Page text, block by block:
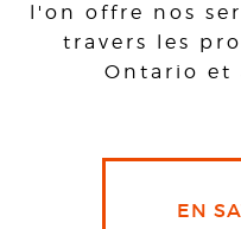
l'on offre nos
travers les
Ontario et
EN